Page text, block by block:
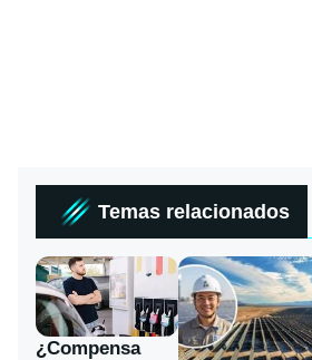
Temas relacionados
¿Compensa